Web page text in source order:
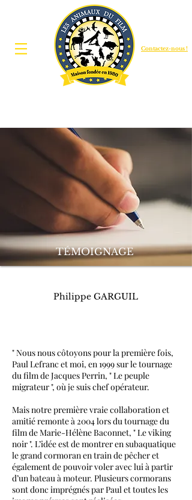
Contactez-nous !
TÉMOIGNAGE
Philippe GARGUIL
" Nous nous côtoyons pour la première fois,
Paul Lefranc et moi, en 1999 sur le tournage
du film de Jacques Perrin, " Le peuple
migrateur ", où je suis chef opérateur.
Mais notre première vraie collaboration et
amitié remonte à 2004 lors du tournage du
film de Marie-Hélène Baconnet, " Le viking
noir ". L’idée est de montrer en subaquatique
le grand cormoran en train de pêcher et
également de pouvoir voler avec lui à partir
d’un bateau à moteur. Plusieurs cormorans
sont donc imprégnés par Paul et toutes les